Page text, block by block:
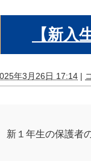
【新
年3月26日 17:14 |
新１年生の保護者